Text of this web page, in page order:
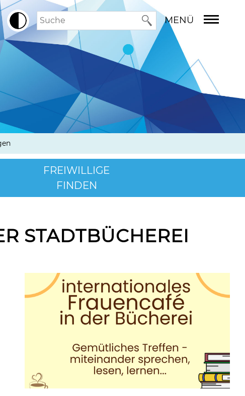
MENÜ
FREIWILLIGE
FINDEN
STADTBÜCHEREI